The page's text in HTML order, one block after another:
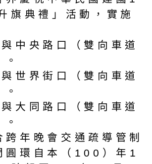
旗典禮」活動，實施
中央路口（雙向車道
世界街口（雙向車道
大同路口（雙向車道
跨年晚會交通疏導管制
圓環自本（100）年1